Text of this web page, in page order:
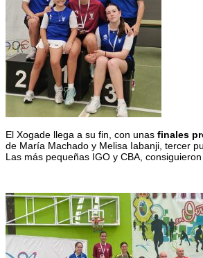
El Xogade llega a su fin, con unasfinales
de María Machado y Melisa Iabanji, tercer
Las más pequeñas IGO y CBA,